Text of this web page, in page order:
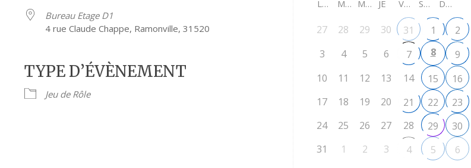
Bureau Etage D1
4 rue Claude Chappe, Ramonville, 31520
TYPE D’ÉVÈNEMENT
Jeu de Rôle
LU MA ME JE VE SA DI
27 28 29 30 31 1
2
3
4 5 6 7 8
9
10
11 12 13 14 15
16
17
18 19 20 21 22
23
24
25 26 27 28 29
30
31
1 2 3 4 5 6